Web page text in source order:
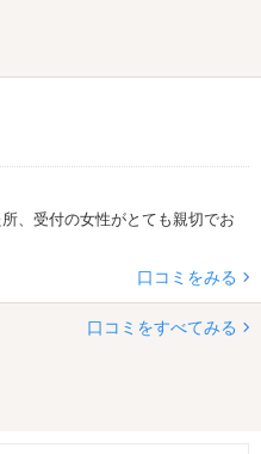
、受付の女性がとても親切でお
口コミをみる
口コミをすべてみる